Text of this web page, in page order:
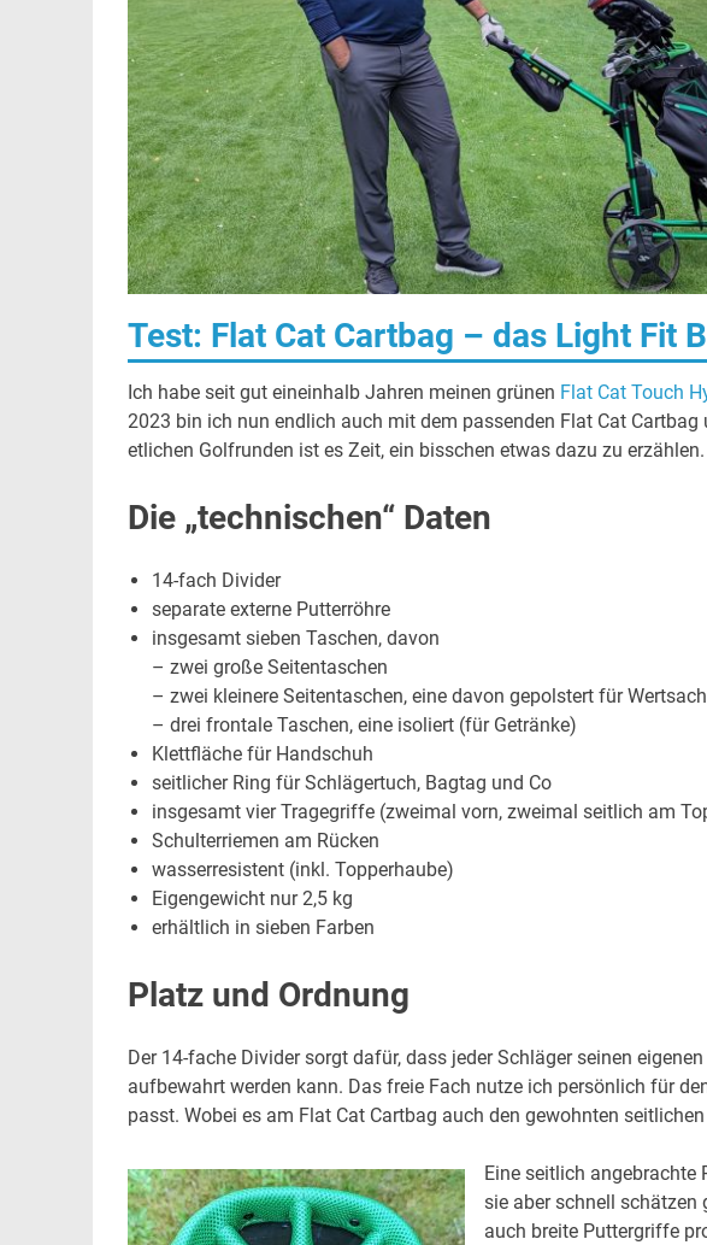
Test: Flat Cat Cartbag – das Light Fit
Ich habe seit gut eineinhalb Jahren meinen grünen Flat Cat Touch
2023 bin ich nun endlich auch mit dem passenden Flat Cat
etlichen Golfrunden ist es Zeit, ein bisschen etwas dazu zu erzählen.
Die „technischen“ Daten
14-fach Divider
separate externe Putterröhre
insgesamt sieben Taschen, davon
– zwei große Seitentaschen
– zwei kleinere Seitentaschen, eine davon gepolstert für
– drei frontale Taschen, eine isoliert (für Getränke)
Klettfläche für Handschuh
seitlicher Ring für Schlägertuch, Bagtag und Co
insgesamt vier Tragegriffe (zweimal vorn, zweimal seitlich am
Schulterriemen am Rücken
wasserresistent (inkl. Topperhaube)
Eigengewicht nur 2,5 kg
erhältlich in sieben Farben
Platz und Ordnung
Der 14-fache Divider sorgt dafür, dass jeder Schläger seinen
aufbewahrt werden kann. Das freie Fach nutze ich persönlich für
passt. Wobei es am Flat Cat Cartbag auch den gewohnten
Eine seitlich angebrachte
sie aber schnell schätzen
auch breite Puttergriffe